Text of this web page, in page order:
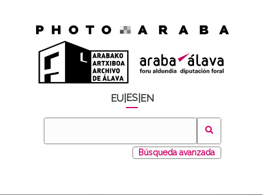
EU ES EN
Búsqueda avanzada